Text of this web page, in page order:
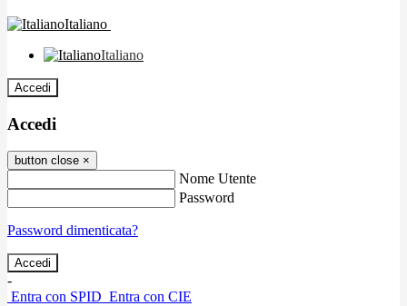
Italiano
Italiano
Accedi
Accedi
button close ×
Nome Utente
Password
Password dimenticata?
-
Entra con SPID Entra con CIE